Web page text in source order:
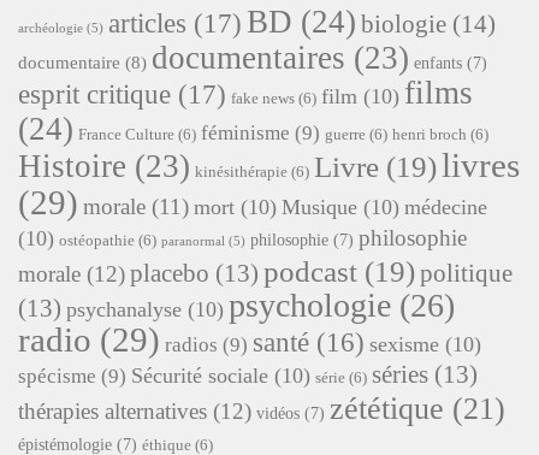
archéologie (5) articles (17) BD (24) biologie (14)
documentaire (8) documentaires (23) enfants (7)
esprit critique (17) fake news (6) film (10) films
(24) France Culture (6) féminisme (9) guerre (6) henri broch (6)
Histoire (23) kinésithérapie (6) Livre (19)livres
(29) morale (11) mort (10) Musique (10) médecine
(10) ostéopathie (6) paranormal (5) philosophie (7) philosophie
morale (12)placebo (13) podcast (19)politique
(13) psychanalyse (10) psychologie (26)
radio (29) radios (9) santé (16) sexisme (10)
spécisme (9) Sécurité sociale (10) série (6) séries (13)
thérapies alternatives (12) vidéos (7) zététique (21)
épistémologie (7) éthique (6)